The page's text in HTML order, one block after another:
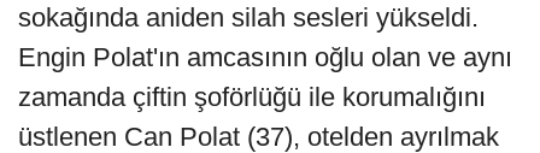
sokağında aniden silah sesleri yükseldi.
Engin Polat'ın amcasının oğlu olan ve aynı
zamanda çiftin şoförlüğü ile korumalığını
üstlenen Can Polat (37), otelden ayrılmak